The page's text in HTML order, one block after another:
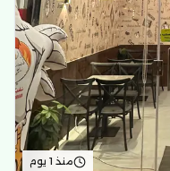
منذ 1 يوم